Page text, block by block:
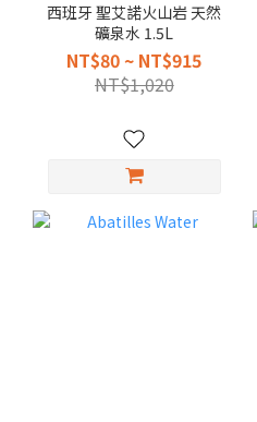
西班牙 聖艾諾火山岩 天然
礦泉水 1.5L
NT$80 ~ NT$915
NT$1,020